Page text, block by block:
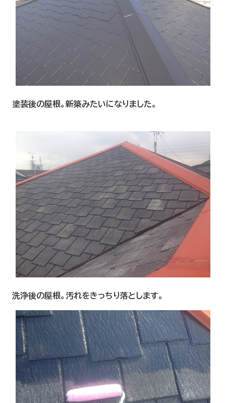
塗装後の屋根。新築みたいになりました。
洗浄後の屋根。汚れをきっちり落とします。